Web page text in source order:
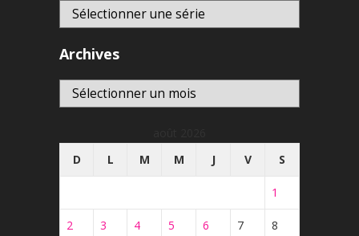
Archives
Archives
D
L M M J V S
1
2 3 4 5 6 7 8